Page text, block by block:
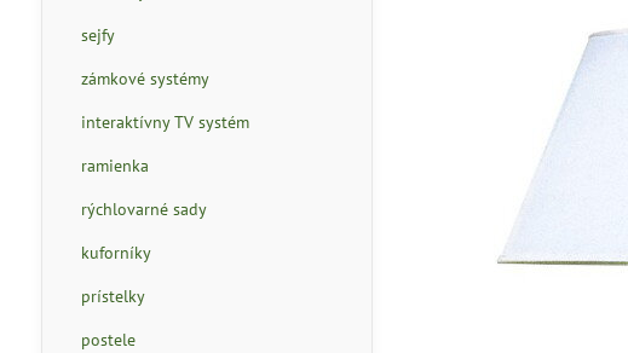
sejfy
zámkové systémy
interaktívny TV systém
ramienka
rýchlovarné sady
kuforníky
prístelky
postele